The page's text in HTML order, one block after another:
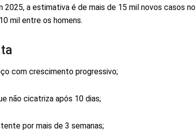
2025, a estimativa é de mais de 15 mil novos casos no
mil entre os homens.
com crescimento progressivo;
não cicatriza após 10 dias;
por mais de 3 semanas;